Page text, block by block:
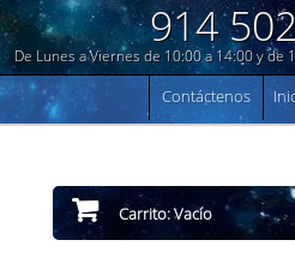
914
De Lunes a Viernes de 10:00 a 14:00 y de
Contáctenos
Carrito:Vacío